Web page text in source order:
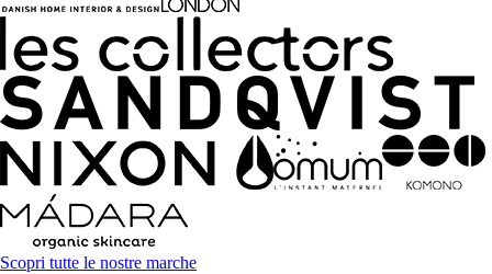
Scopri tutte le nostre marche